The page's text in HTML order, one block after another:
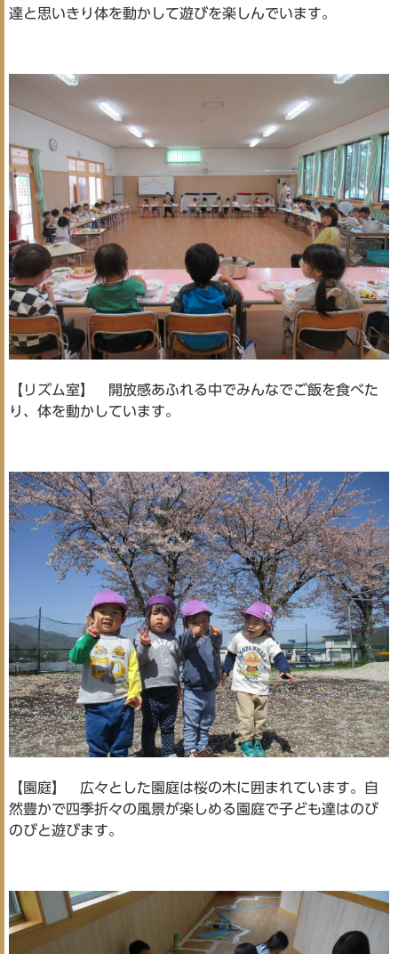
達と思いきり体を動かして遊びを楽しんでいます。
【リズム室】 開放感あふれる中でみんなでご飯を食べた
り、体を動かしています。
【園庭】 広々とした園庭は桜の木に囲まれています。自
然豊かで四季折々の風景が楽しめる園庭で子ども達はのび
のびと遊びます。